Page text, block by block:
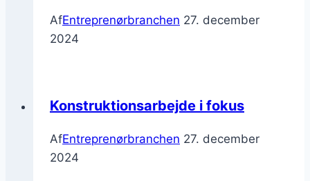
AfEntreprenørbranchen 27. december
2024
Konstruktionsarbejde i fokus
AfEntreprenørbranchen 27. december
2024